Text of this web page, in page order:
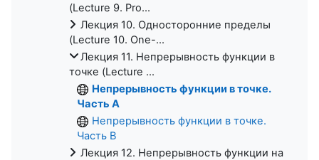
(Lecture 9. Pro...
Лекция 10. Односторонние пределы
(Lecture 10. One-...
Лекция 11. Непрерывность функции в
точке (Lecture ...
Непрерывность функции в точке.
Часть A
Непрерывность функции в точке.
Часть B
Лекция 12. Непрерывность функции на